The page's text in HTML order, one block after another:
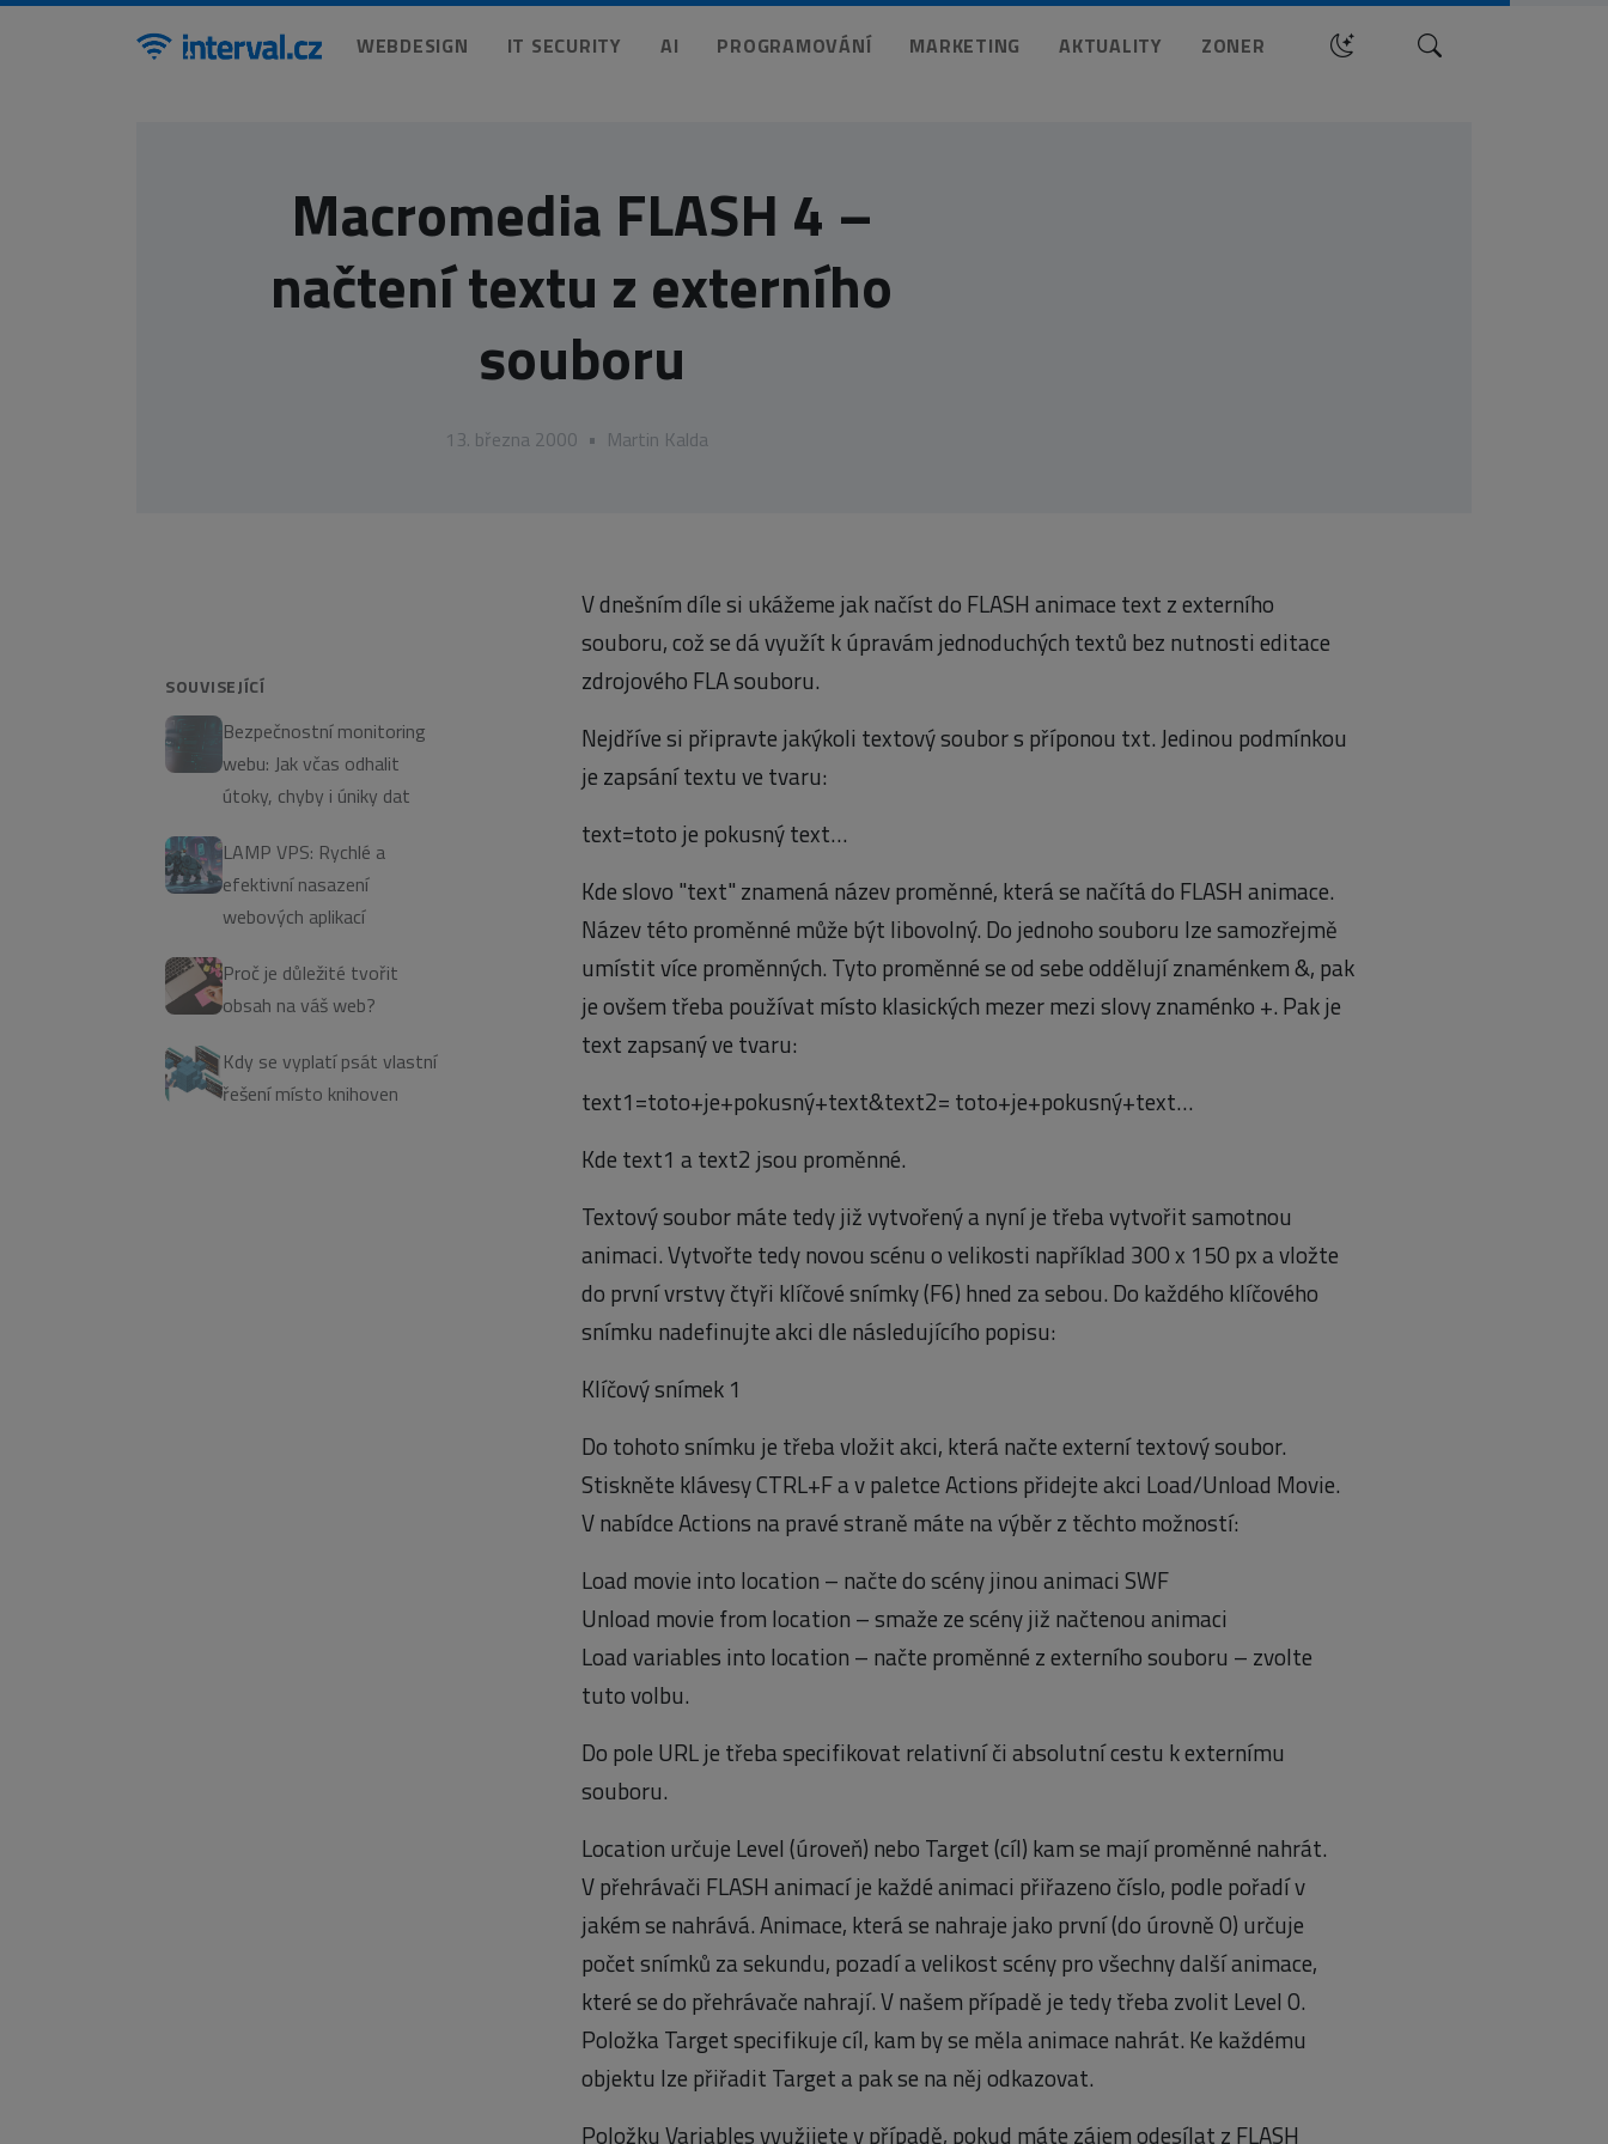
WEBDESIGN IT SECURITY AI PROGRAMOVÁNÍ MARKETING AKTUALITY ZONER Hledat
Macromedia FLASH 4 –
načtení textu z externího
souboru
13. března 2000 • Martin Kalda
SOUVISEJÍCÍ
Bezpečnostní monitoring
webu: Jak včas odhalit
útoky, chyby i úniky dat
LAMP VPS: Rychlé a
efektivní nasazení
webových aplikací
Proč je důležité tvořit
obsah na váš web?
Kdy se vyplatí psát vlastní
řešení místo knihoven
V dnešním díle si ukážeme jak načíst do FLASH animace text z externího
souboru, což se dá využít k úpravám jednoduchých textů bez nutnosti editace
zdrojového FLA souboru.
Nejdříve si připravte jakýkoli textový soubor s příponou txt. Jedinou podmínkou
je zapsání textu ve tvaru:
text=toto je pokusný text…
Kde slovo "text" znamená název proměnné, která se načítá do FLASH animace.
Název této proměnné může být libovolný. Do jednoho souboru lze samozřejmě
umístit více proměnných. Tyto proměnné se od sebe oddělují znaménkem &, pak
je ovšem třeba používat místo klasických mezer mezi slovy znaménko +. Pak je
text zapsaný ve tvaru:
text1=toto+je+pokusný+text&text2= toto+je+pokusný+text…
Kde text1 a text2 jsou proměnné.
Textový soubor máte tedy již vytvořený a nyní je třeba vytvořit samotnou
animaci. Vytvořte tedy novou scénu o velikosti například 300 x 150 px a vložte
do první vrstvy čtyři klíčové snímky (F6) hned za sebou. Do každého klíčového
snímku nadefinujte akci dle následujícího popisu:
Klíčový snímek 1
Do tohoto snímku je třeba vložit akci, která načte externí textový soubor.
Stiskněte klávesy CTRL+F a v paletce Actions přidejte akci Load/Unload Movie.
V nabídce Actions na pravé straně máte na výběr z těchto možností:
Load movie into location – načte do scény jinou animaci SWF
Unload movie from location – smaže ze scény již načtenou animaci
Load variables into location – načte proměnné z externího souboru – zvolte
tuto volbu.
Do pole URL je třeba specifikovat relativní či absolutní cestu k externímu
souboru.
Location určuje Level (úroveň) nebo Target (cíl) kam se mají proměnné nahrát.
V přehrávači FLASH animací je každé animaci přiřazeno číslo, podle pořadí v
jakém se nahrává. Animace, která se nahraje jako první (do úrovně 0) určuje
počet snímků za sekundu, pozadí a velikost scény pro všechny další animace,
které se do přehrávače nahrají. V našem případě je tedy třeba zvolit Level 0.
Položka Target specifikuje cíl, kam by se měla animace nahrát. Ke každému
objektu lze přiřadit Target a pak se na něj odkazovat.
Položku Variables využijete v případě, pokud máte zájem odesílat z FLASH